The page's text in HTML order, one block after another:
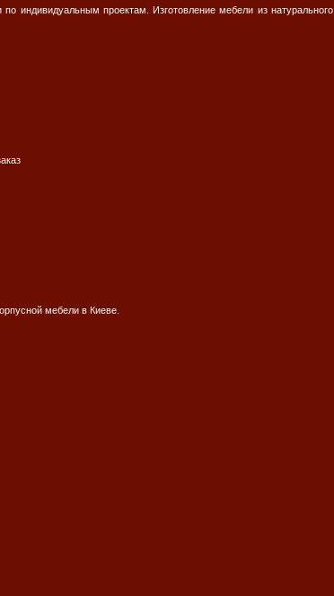
индивидуальным проектам. Изготовление мебели из натурального
мебели в Киеве.